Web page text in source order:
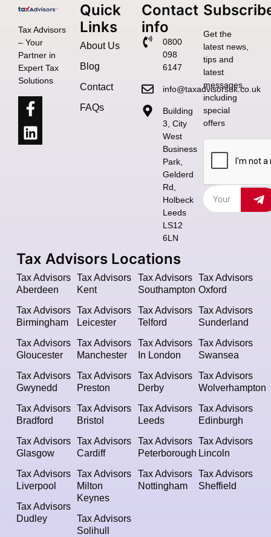
Tax Advisors
– Your
Partner in
Expert Tax
Solutions
Quick
Links
About Us
Blog
Contact
FAQs
Contact
info
0800
098
6147
info@taxadvisorsuk.co.uk
Building
3, City
West
Business
Park,
Gelderd
Rd,
Holbeck
Leeds
LS12
6LN
Get the
latest news,
tips and
latest
messages,
including
special
offers
Tax Advisors Locations
Tax Advisors
Aberdeen
Tax Advisors
Birmingham
Tax Advisors
Gloucester
Tax Advisors
Gwynedd
Tax Advisors
Bradford
Tax Advisors
Glasgow
Tax Advisors
Liverpool
Tax Advisors
Dudley
Tax Advisors
Kent
Tax Advisors
Leicester
Tax Advisors
Manchester
Tax Advisors
Preston
Tax Advisors
Bristol
Tax Advisors
Cardiff
Tax Advisors
Milton
Keynes
Tax Advisors
Solihull
Tax Advisors
Southampton
Tax Advisors
Telford
Tax Advisors
In London
Tax Advisors
Derby
Tax Advisors
Leeds
Tax Advisors
Peterborough
Tax Advisors
Nottingham
Tax Advisors
Oxford
Tax Advisors
Sunderland
Tax Advisors
Swansea
Tax Advisors
Wolverhampton
Tax Advisors
Edinburgh
Tax Advisors
Lincoln
Tax Advisors
Sheffield